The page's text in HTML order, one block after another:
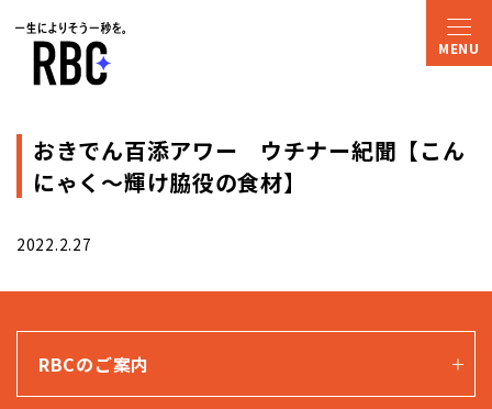
おきでん百添アワー ウチナー紀聞【こん
にゃく〜輝け脇役の食材】
2022.2.27
RBCのご案内